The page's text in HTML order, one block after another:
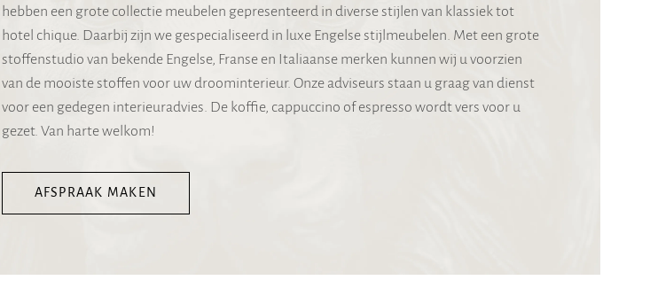
hebben een grote collectie meubelen gepresenteerd in diverse stijlen van klassiek tot
hotel chique. Daarbij zijn we gespecialiseerd in luxe Engelse stijlmeubelen. Met een grote
stoffenstudio van bekende Engelse, Franse en Italiaanse merken kunnen wij u voorzien
van de mooiste stoffen voor uw droominterieur. Onze adviseurs staan u graag van dienst
voor een gedegen interieuradvies. De koffie, cappuccino of espresso wordt vers voor u
gezet. Van harte welkom!
AFSPRAAK MAKEN